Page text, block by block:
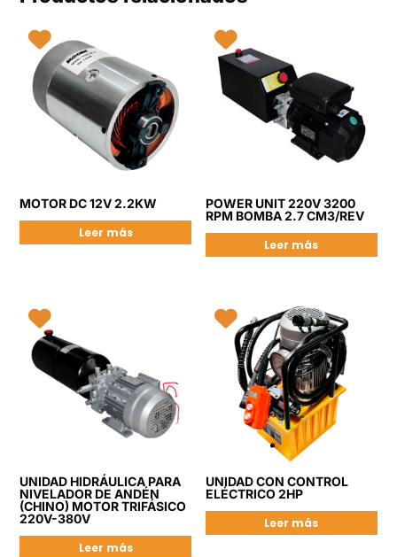
MOTOR DC 12V 2.2KW
Leer más
POWER UNIT 220V 3200
RPM BOMBA 2.7 CM3/REV
Leer más
UNIDAD HIDRÁULICA PARA
NIVELADOR DE ANDÉN
(CHINO) MOTOR TRIFÁSICO
220V-380V
Leer más
UNIDAD CON CONTROL
ELÉCTRICO 2HP
Leer más